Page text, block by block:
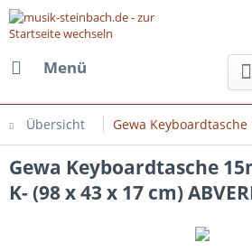
Menü
Übersicht Gewa Keyboardtasche
Gewa Keyboardtasche
K- (98 x 43 x 17 cm)